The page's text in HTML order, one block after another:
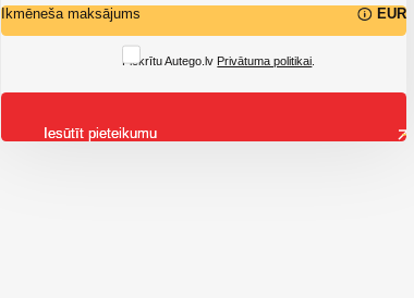
Ikmēneša maksājums EUR
Piekrītu Autego.lv Privātuma politikai